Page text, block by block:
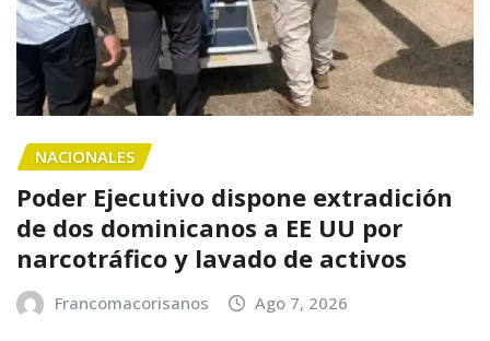
NACIONALES
Poder Ejecutivo dispone extradición
de dos dominicanos a EE UU por
narcotráfico y lavado de activos
Francomacorisanos Ago 7, 2026